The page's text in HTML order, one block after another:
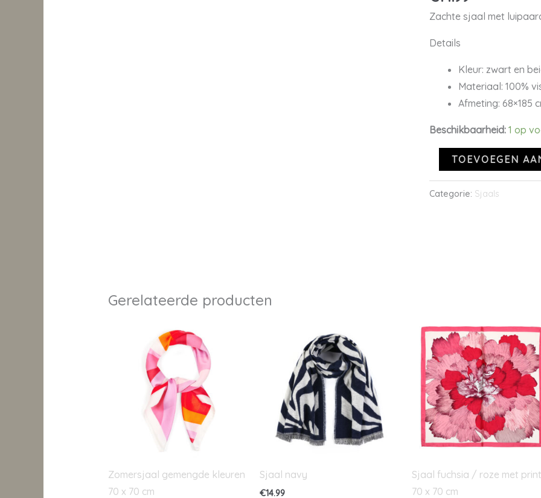
Zachte sjaal met
Details
Kleur: zwart en
Materiaal: 100%
Afmeting: 68×185
Beschikbaarheid: 1 op
TOEVOEGEN
Categorie: Sjaals
Gerelateerde producten
Zomersjaal gemengde kleuren
70 x 70 cm
Sjaal navy
€14.99
Sjaal fuchsia / roze met print
70 x 70 cm